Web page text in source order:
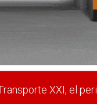
*
XXI, el